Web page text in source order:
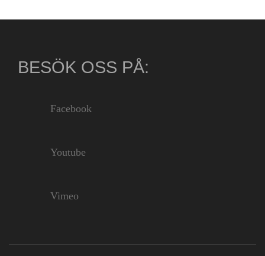
BESÖK OSS PÅ:
Facebook
Youtube
Vimeo